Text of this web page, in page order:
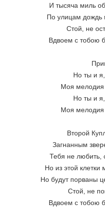
И тысяча миль
По улицам дождь
Стой, не
Вдвоем с тобою
Но ты и
Моя
Но ты и
Моя
Второй
Загнанным
Тебя не любить,
Но из этой клетки
Но будут порваны
Стой, не
Вдвоем с тобою